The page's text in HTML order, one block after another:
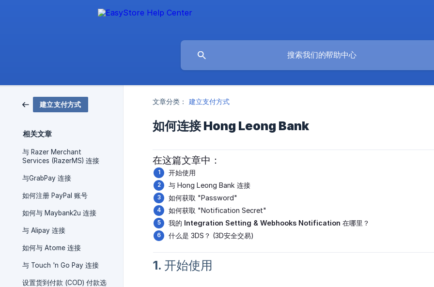
建立支付方式
相关文章
与 Razer Merchant
Services (RazerMS) 连接
与GrabPay 连接
如何注册 PayPal 账号
如何与 Maybank2u 连接
与 Alipay 连接
如何与 Atome 连接
与 Touch 'n Go Pay 连接
设置货到付款 (COD) 付款选
文章分类： 建立支付方式
如何连接 Hong Leong Bank
在这篇文章中：
开始使用
与 Hong Leong Bank 连接
如何获取 "Password"
如何获取 "Notification Secret"
我的 Integration Setting & Webhooks Notification 在哪里？
什么是 3DS？ (3D安全交易)
1. 开始使用